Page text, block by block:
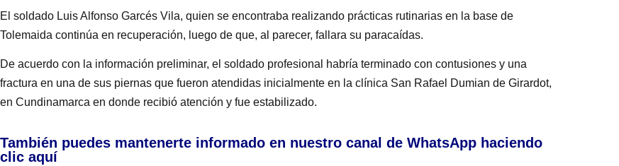
El soldado Luis Alfonso Garcés Vila, quien se encontraba realizando prácticas rutinarias en la base de
Tolemaida continúa en recuperación, luego de que, al parecer, fallara su paracaídas.
De acuerdo con la información preliminar, el soldado profesional habría terminado con contusiones y una
fractura en una de sus piernas que fueron atendidas inicialmente en la clínica San Rafael Dumian de Girardot,
en Cundinamarca en donde recibió atención y fue estabilizado.
También puedes mantenerte informado en nuestro canal de WhatsApp haciendo
clic aquí